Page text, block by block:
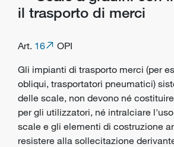
il trasporto di merci
Art. 16
OPI
Gli impianti di trasporto merci (per
obliqui, trasportatori pneumatici)
delle scale, non devono né
per gli utilizzatori, né intralciare
scale e gli elementi di costruzione
resistere alla sollecitazione